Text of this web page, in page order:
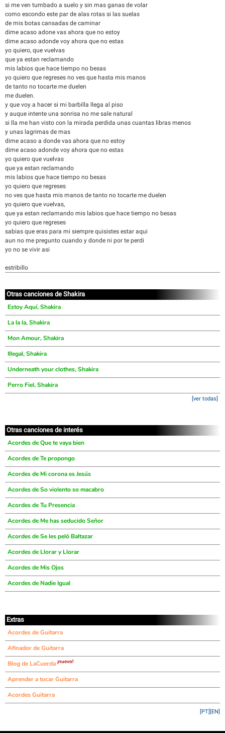
si me ven tumbado a suelo y sin mas ganas de volar
como escondo este par de alas rotas si las suelas
de mis botas cansadas de caminar
dime acaso adone vas ahora que no estoy
dime acaso adonde voy ahora que no estas
yo quiero, que vuelvas
que ya estan reclamando
mis labios que hace tiempo no besas
yo quiero que regreses no ves que hasta mis manos
de tanto no tocarte me duelen
me duelen.
y que voy a hacer si mi barbilla llega al piso
y auque intente una sonrisa no me sale natural
si lla me han visto con la mirada perdida unas cuantas libras menos
y unas lagrimas de mas
dime acaso a donde vas ahora que no estoy
dime acaso adonde voy ahora que no estas
yo quiero que vuelvas
que ya estan reclamando
mis labios que hace tiempo no besas
yo quiero que regreses
no ves que hasta mis manos de tanto no tocarte me duelen
yo quiero que vuelvas,
que ya estan reclamando mis labios que hace tiempo no besas
yo quiero que regreses
sabias que eras para mi siempre quisistes estar aqui
aun no me pregunto cuando y donde ni por te perdi
yo no se vivir asi
estribillo
Otras canciones de Shakira
Estoy Aquí, Shakira
La la la, Shakira
Mon Amour, Shakira
Illegal, Shakira
Underneath your clothes, Shakira
Perro Fiel, Shakira
[ver todas]
Otras canciones de interés
Acordes de Que te vaya bien
Acordes de Te propongo
Acordes de Mi corona es Jesús
Acordes de So violento so macabro
Acordes de Tu Presencia
Acordes de Me has seducido Señor
Acordes de Se les peló Baltazar
Acordes de Llorar y Llorar
Acordes de Mis Ojos
Acordes de Nadie Igual
Extras
Acordes de Guitarra
Afinador de Guitarra
Blog de LaCuerda ¡nuevo!
Aprender a tocar Guitarra
Acordes Guitarra
[EN]
[PT]